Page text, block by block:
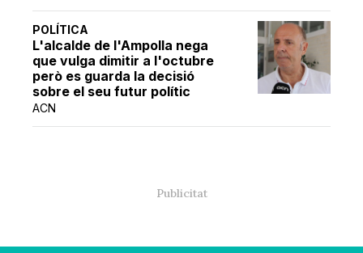
POLÍTICA
L'alcalde de l'Ampolla nega
que vulga dimitir a l'octubre
però es guarda la decisió
sobre el seu futur polític
ACN